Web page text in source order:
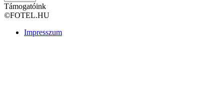
Támogatóink
©FOTEL.HU
Impresszum